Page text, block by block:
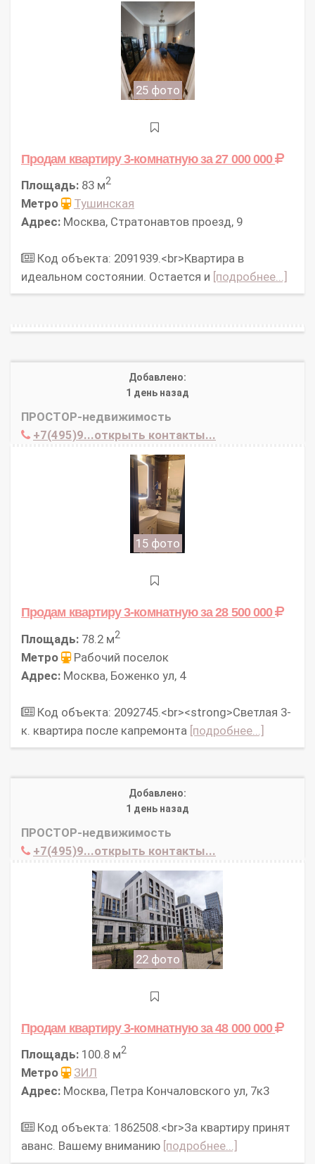
25 фото
Продам квартиру 3-комнатнуюза 27 000 000
Площадь: 83 м2
Метро
Тушинская
Адрес: Москва, Стратонавтов проезд, 9
Код объекта: 2091939.<br>Квартира в
идеальном состоянии. Остается и [подробнее...]
Добавлено:
1 день назад
ПРОСТОР-недвижимость
+7(495)9...открыть контакты...
15 фото
Продам квартиру 3-комнатнуюза 28 500 000
Площадь: 78.2 м2
Метро
Рабочий поселок
Адрес: Москва, Боженко ул, 4
Код объекта: 2092745.<br><strong>Светлая 3-
к. квартира после капремонта [подробнее...]
Добавлено:
1 день назад
ПРОСТОР-недвижимость
+7(495)9...открыть контакты...
22 фото
Продам квартиру 3-комнатнуюза 48 000 000
Площадь: 100.8 м2
Метро
ЗИЛ
Адрес: Москва, Петра Кончаловского ул, 7к3
Код объекта: 1862508.<br>За квартиру принят
аванс. Вашему вниманию [подробнее...]